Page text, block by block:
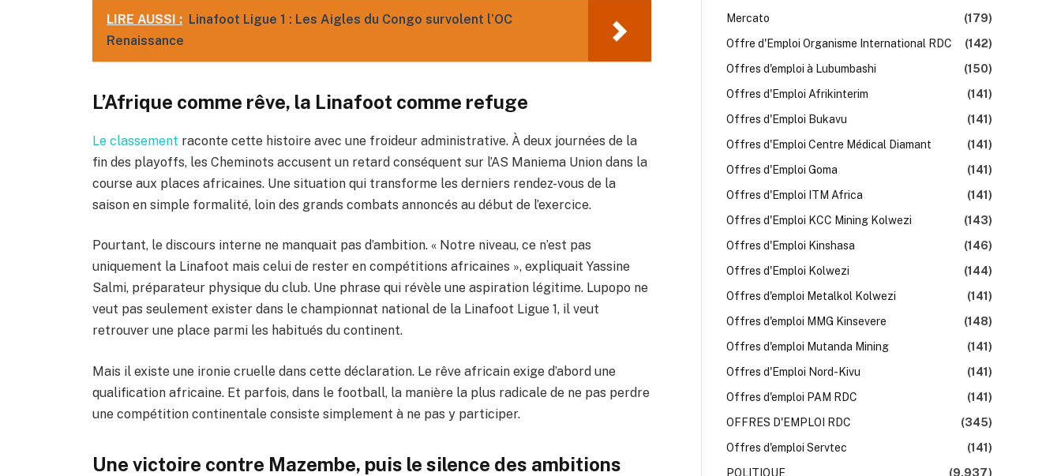
LIRE AUSSI : Linafoot Ligue 1 : Les Aigles du Congo survolent l’OC
Renaissance
L’Afrique comme rêve, la Linafoot comme refuge
Le classement raconte cette histoire avec une froideur administrative. À deux journées de la
fin des playoffs, les Cheminots accusent un retard conséquent sur l’AS Maniema Union dans la
course aux places africaines. Une situation qui transforme les derniers rendez-vous de la
saison en simple formalité, loin des grands combats annoncés au début de l’exercice.
Pourtant, le discours interne ne manquait pas d’ambition. « Notre niveau, ce n’est pas
uniquement la Linafoot mais celui de rester en compétitions africaines », expliquait Yassine
Salmi, préparateur physique du club. Une phrase qui révèle une aspiration légitime. Lupopo ne
veut pas seulement exister dans le championnat national de la Linafoot Ligue 1, il veut
retrouver une place parmi les habitués du continent.
Mais il existe une ironie cruelle dans cette déclaration. Le rêve africain exige d’abord une
qualification africaine. Et parfois, dans le football, la manière la plus radicale de ne pas perdre
une compétition continentale consiste simplement à ne pas y participer.
Une victoire contre Mazembe, puis le silence des ambitions
Mercato
(179)
Offre d'Emploi Organisme International RDC
(142)
Offres d'emploi à Lubumbashi
(150)
Offres d'Emploi Afrikinterim
(141)
Offres d'Emploi Bukavu
(141)
Offres d'Emploi Centre Médical Diamant
(141)
Offres d'Emploi Goma
(141)
Offres d'Emploi ITM Africa
(141)
Offres d'Emploi KCC Mining Kolwezi
(143)
Offres d'Emploi Kinshasa
(146)
Offres d'Emploi Kolwezi
(144)
Offres d'emploi Metalkol Kolwezi
(141)
Offres d'emploi MMG Kinsevere
(148)
Offres d'emploi Mutanda Mining
(141)
Offres d'Emploi Nord-Kivu
(141)
Offres d'emploi PAM RDC
(141)
OFFRES D'EMPLOI RDC
(345)
Offres d'emploi Servtec
(141)
POLITIQUE
(9,937)